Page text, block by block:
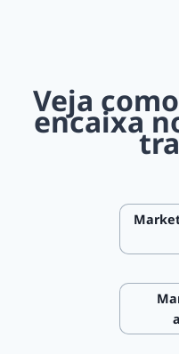
Veja
encaixa